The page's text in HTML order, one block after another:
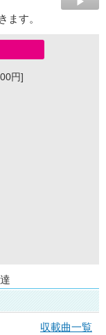
ます。
円]
収載曲一覧